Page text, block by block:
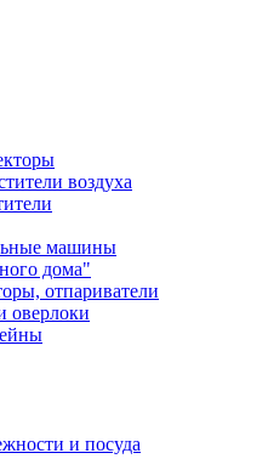
воздуха
машины
дома"
отпариватели
и посуда